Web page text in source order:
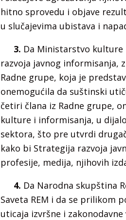
hitno sprovedu i objave
u slučajevima ubistava i
3. Da Ministarstvo
razvoja javnog informisanja,
Radne grupe, koja je
onemogućila da suštinski
četiri člana iz Radne grupe,
kulture i informisanja, u
sektora, što pre utvrdi
kako bi Strategija razvoja
profesije, medija, njihovih
4. Da Narodna skupština
Saveta REM i da se prilikom
uticaja izvršne i